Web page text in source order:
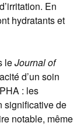
En
hydratants et
leJournal of
d’un soin
: les
significative de
notable, même